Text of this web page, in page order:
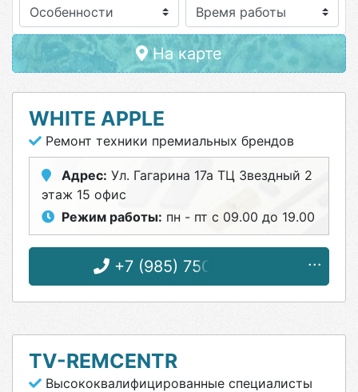
Особенности
На карте
WHITE APPLE
Ремонт техники премиальных брендов
Адрес: Ул. Гагарина 17а ТЦ Звездный 2
этаж 15 офис
Режим работы: пн - пт с 09.00 до 19.00
+7 (985) 750-30-28
TV-REMCENTR
Высококвалифицированные специалисты